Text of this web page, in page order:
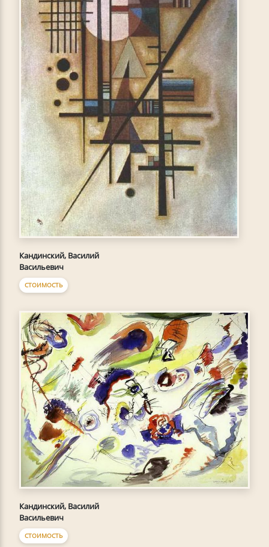
Кандинский, Василий
Васильевич
СТОИМОСТЬ
Кандинский, Василий
Васильевич
СТОИМОСТЬ